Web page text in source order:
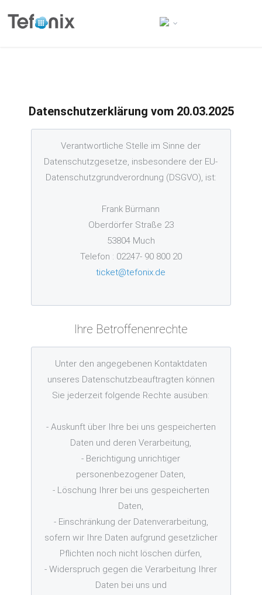
Datenschutzerklärung vom 20.03.2025
Verantwortliche Stelle im Sinne der
Datenschutzgesetze, insbesondere der EU-
Datenschutzgrundverordnung (DSGVO), ist:
Frank Bürmann
Oberdörfer Straße 23
53804 Much
Telefon : 02247- 90 800 20
ticket@tefonix.de
Ihre Betroffenenrechte
Unter den angegebenen Kontaktdaten
unseres Datenschutzbeauftragten können
Sie jederzeit folgende Rechte ausüben:
- Auskunft über Ihre bei uns gespeicherten
Daten und deren Verarbeitung,
- Berichtigung unrichtiger
personenbezogener Daten,
- Löschung Ihrer bei uns gespeicherten
Daten,
- Einschränkung der Datenverarbeitung,
sofern wir Ihre Daten aufgrund gesetzlicher
Pflichten noch nicht löschen dürfen,
- Widerspruch gegen die Verarbeitung Ihrer
Daten bei uns und